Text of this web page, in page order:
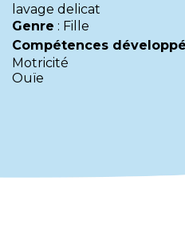
lavage delicat
Genre : Fille
Compétences
Motricité
Ouïe